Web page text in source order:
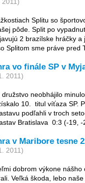
Splitu so
pôde. Split po
2 brazílske hráčky
Splitom sme práve
vo finále SP v
2011)
družstvo neobhájilo
10. titul víťaza SP.
podľahli v troch
Bratislava 0:3 (-19,
v Maribore tesne
2011)
dobrom výkone
Veľká škoda, lebo